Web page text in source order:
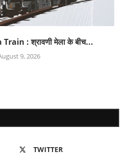
: श्रावणी मेला के बीच...
9, 2026
TWITTER